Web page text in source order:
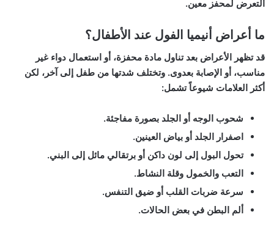
التعرض لمحفز معين.
ما أعراض أنيميا الفول عند الأطفال؟
قد تظهر الأعراض بعد تناول مادة محفزة، أو استعمال دواء غير
مناسب، أو الإصابة بعدوى. وتختلف شدتها من طفل إلى آخر، لكن
أكثر العلامات شيوعاً تشمل:
شحوب الوجه أو الجلد بصورة مفاجئة.
اصفرار الجلد أو بياض العينين.
تحول البول إلى لون داكن أو برتقالي مائل إلى البني.
التعب والخمول وقلة النشاط.
سرعة ضربات القلب أو ضيق التنفس.
ألم البطن في بعض الحالات.